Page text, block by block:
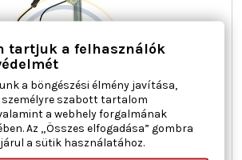
01.1351 ABLAKEMELŐ BAL ELSŐ FIAT
tartjuk a felhasználók
a böngészési élmény javítása,
személyre szabott tartalom
a webhely forgalmának
Az „Összes elfogadása” gombra
a sütik használatához.